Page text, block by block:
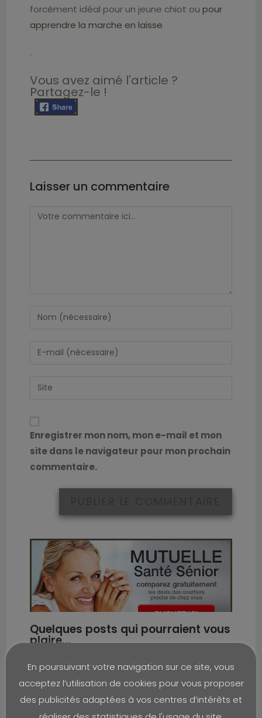
forcément idéal pour un jeune chiot oupour
apprendre la marche en laisse
.
Vous avez aimé l'article ?
Partagez-le !
Laisser un commentaire
Enregistrer mon nom, mon e-mail et mon
site dans le navigateur pour mon prochain
commentaire.
32
Quelques posts qui pourraient vous
plaire...
En poursuivant votre navigation sur ce site, vous
acceptez l’utilisation de cookies pour vous proposer
des publicités adaptées à vos centres d’intérêts et